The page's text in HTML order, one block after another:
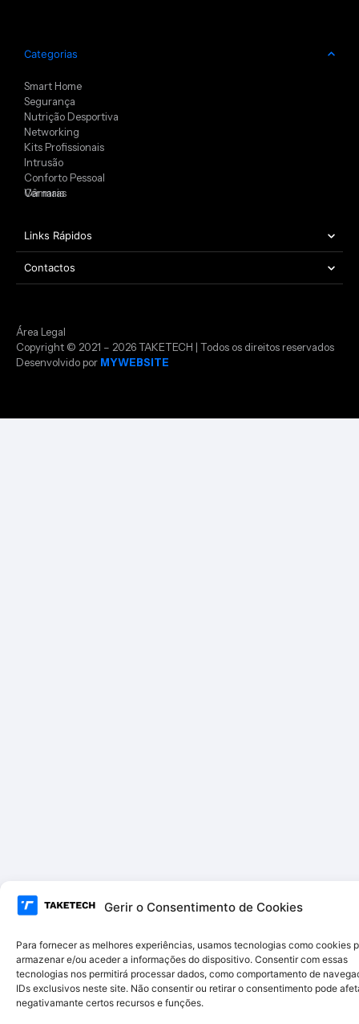
Gerir o Consentimento de Cookies
Para fornecer as melhores experiências, usamos tecnologias como cookies
armazenar e/ou aceder a informações do dispositivo. Consentir com essas
tecnologias nos permitirá processar dados, como comportamento de
IDs exclusivos neste site. Não consentir ou retirar o consentimento pode
negativamante certos recursos e funções.
Categorias
Smart Home
Segurança
Nutrição Desportiva
Networking
Kits Profissionais
Intrusão
Conforto Pessoal
Câmaras
Ver mais
Links Rápidos
Contactos
Copyright © 2021 – 2026 TAKETECH | Todos os direitos reservados
Desenvolvido por MYWEBSITE
Área Legal